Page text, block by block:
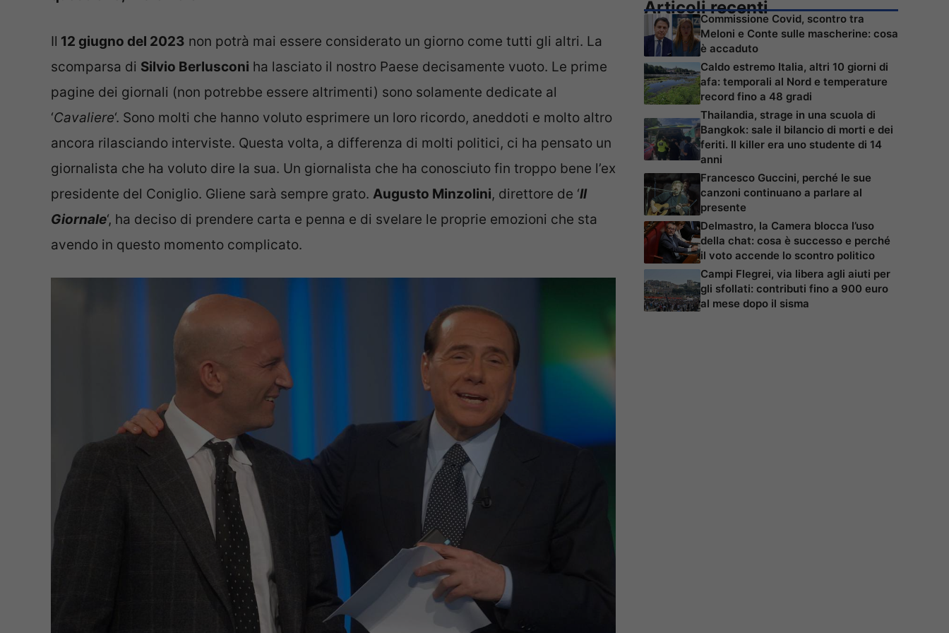
Il 12 giugno del 2023 non potrà mai essere considerato un giorno come tutti gli altri. La
scomparsa di Silvio Berlusconi ha lasciato il nostro Paese decisamente vuoto. Le prime
pagine dei giornali (non potrebbe essere altrimenti) sono solamente dedicate al
‘Cavaliere‘. Sono molti che hanno voluto esprimere un loro ricordo, aneddoti e molto altro
ancora rilasciando interviste. Questa volta, a differenza di molti politici, ci ha pensato un
giornalista che ha voluto dire la sua. Un giornalista che ha conosciuto fin troppo bene l’ex
presidente del Coniglio. Gliene sarà sempre grato. Augusto Minzolini, direttore de ‘Il
Giornale‘, ha deciso di prendere carta e penna e di svelare le proprie emozioni che sta
avendo in questo momento complicato.
Articoli recenti
Commissione Covid, scontro tra
Meloni e Conte sulle mascherine: cosa
è accaduto
Caldo estremo Italia, altri 10 giorni di
afa: temporali al Nord e temperature
record fino a 48 gradi
Thailandia, strage in una scuola di
Bangkok: sale il bilancio di morti e dei
feriti. Il killer era uno studente di 14
anni
Francesco Guccini, perché le sue
canzoni continuano a parlare al
presente
Delmastro, la Camera blocca l’uso
della chat: cosa è successo e perché
il voto accende lo scontro politico
Campi Flegrei, via libera agli aiuti per
gli sfollati: contributi fino a 900 euro
al mese dopo il sisma